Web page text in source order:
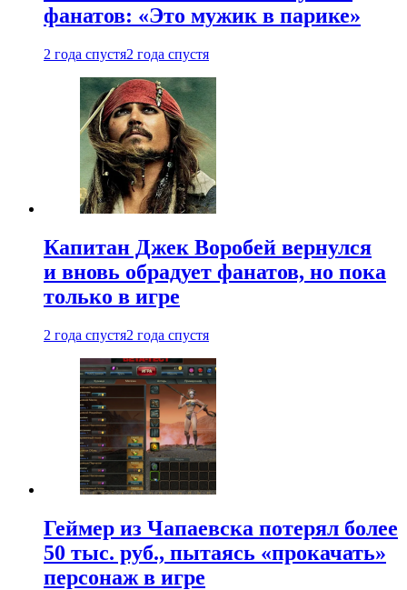
фанатов: «Это мужик в парике»
2 года спустя2 года спустя
Капитан Джек Воробей вернулся
и вновь обрадует фанатов, но пока
только в игре
2 года спустя2 года спустя
Геймер из Чапаевска потерял более
50 тыс. руб., пытаясь «прокачать»
персонаж в игре